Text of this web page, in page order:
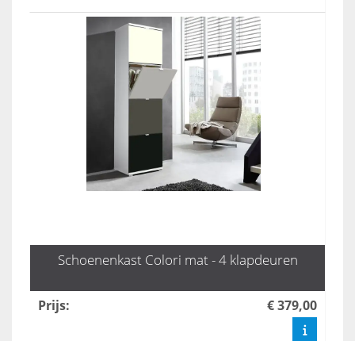
Schoenenkast Colori mat - 4 klapdeuren
Prijs: € 379,00